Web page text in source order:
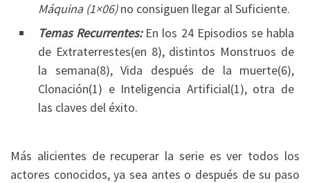
Máquina (1×06)no consiguen llegar al Suficiente.
Temas Recurrentes: En los 24 Episodios se habla
de Extraterrestes(en 8), distintos Monstruos de
la semana(8), Vida después de la muerte(6),
Clonación(1) e Inteligencia Artificial(1), otra de
las claves del éxito.
Más alicientes de recuperar la serie es ver todos los
actores conocidos, ya sea antes o después de su paso